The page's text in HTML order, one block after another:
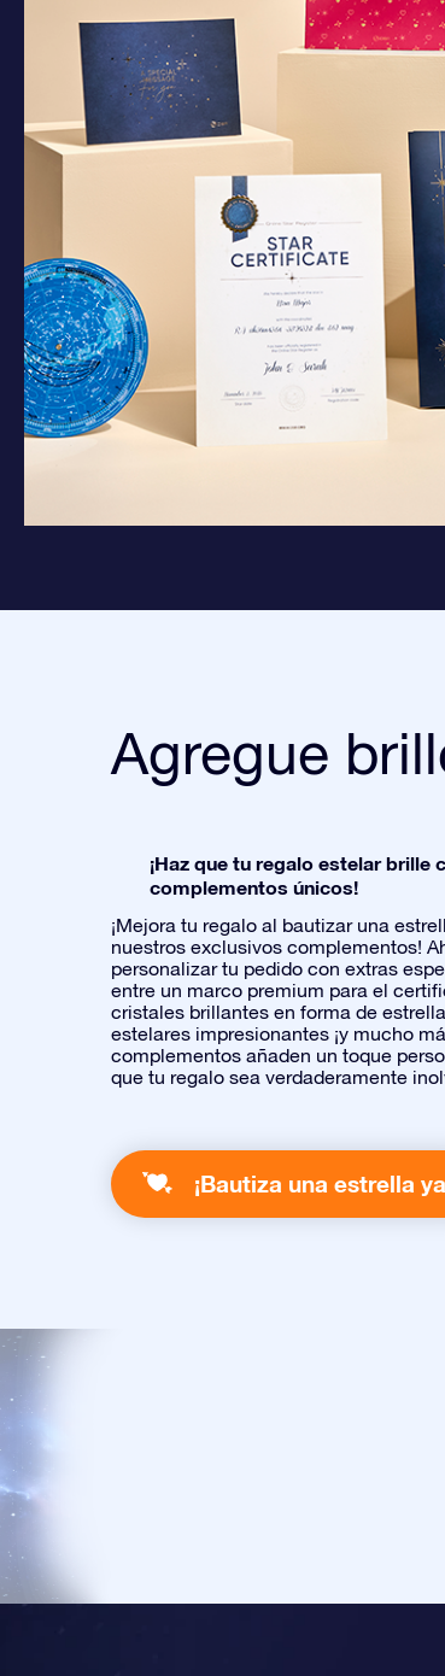
Agregue
¡Haz que tu regalo estelar brille
complementos únicos!
¡Mejora tu regalo al bautizar una
nuestros exclusivos complementos!
personalizar tu pedido con extras
entre un marco premium para el
cristales brillantes en forma de
estelares impresionantes ¡y mucho
complementos añaden un toque
que tu regalo sea verdaderamente
¡Bautiza una estrella